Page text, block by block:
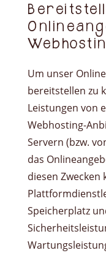
Um unser
bereitstellen zu
Leistungen von
Webhosting-
Servern (bzw.
das
diesen
Speicherplatz